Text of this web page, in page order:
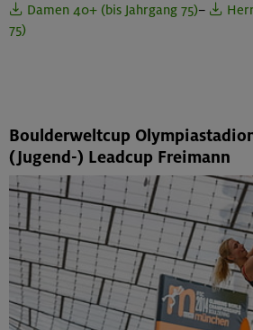
Damen 40+ (bis Jahrgang 75)–
75)
Boulderweltcup
(Jugend-) Leadcup Freimann